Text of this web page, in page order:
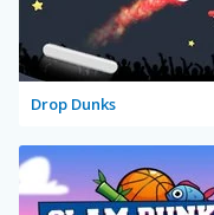
Drop Dunks